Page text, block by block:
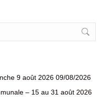
9 août 2026 09/08/2026
– 15 au 31 août 2026